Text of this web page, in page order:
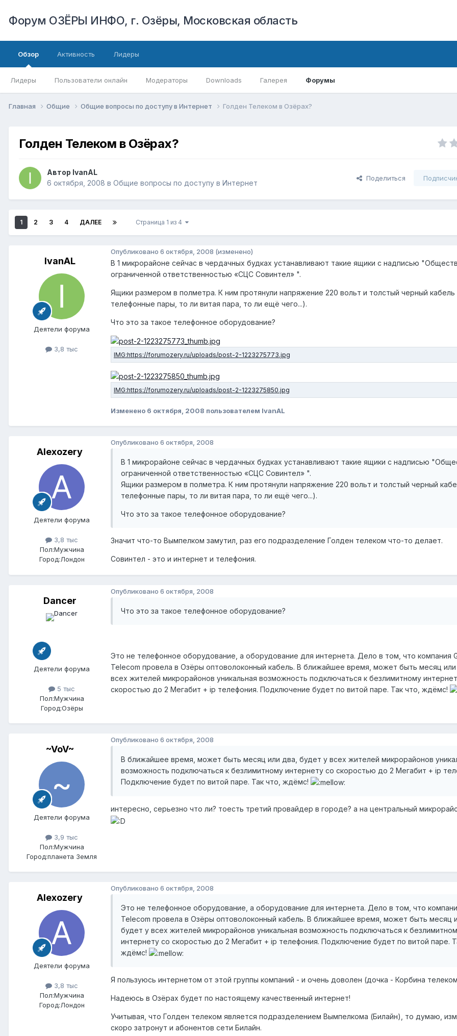
Форум ОЗЁРЫ ИНФО, г. Озёры, Московская область
Обзор
Лидеры Пользователи онлайн Модераторы Downloads Галерея Форумы
Активность Лидеры
Главная Общие Общие вопросы по доступу в Интернет Голден Телеком в Озёрах?
Голден Телеком в Озёрах?
Автор IvanAL
6 октября, 2008 в Общие вопросы по доступу в Интернет
Поделиться
1 2 3 4 ДАЛЕЕ Страница 1 из 4
IvanAL
Деятели форума
3,8 тыс
Опубликовано 6 октября, 2008 (изменено)
В 1 микрорайоне сейчас в чердачных будках устанавливают такие ящики с надписью
ограниченной ответственностью «СЦС Совинтел» ".
Ящики размером в полметра. К ним протянули напряжение 220 вольт и толстый черный кабель
телефонные пары, то ли витая пара, то ли ещё чего...).
Что это за такое телефонное оборудование?
Изменено 6 октября, 2008 пользователем IvanAL
Alexozery
Деятели форума
3,8 тыс
Пол:Мужчина
Город:Лондон
Опубликовано 6 октября, 2008
В 1 микрорайоне сейчас в чердачных будках устанавливают такие ящики с надписью
ограниченной ответственностью «СЦС Совинтел» ".
Ящики размером в полметра. К ним протянули напряжение 220 вольт и толстый черный
телефонные пары, то ли витая пара, то ли ещё чего...).
Что это за такое телефонное оборудование?
Значит что-то Вымпелком замутил, раз его подразделение Голден телеком что-то делает.
Совинтел - это и интернет и телефония.
Dancer
Деятели форума
5 тыс
Пол:Мужчина
Город:Озёры
Опубликовано 6 октября, 2008
Что это за такое телефонное оборудование?
Это не телефонное оборудование, а оборудование для интернета. Дело в том, что компания
Telecom провела в Озёры оптоволоконный кабель. В ближайшее время, может быть месяц
всех жителей микрорайонов уникальная возможность подключаться к безлимитному
скоростью до 2 Мегабит + ip телефония. Подключение будет по витой паре. Так что, ждёмс!
~VoV~
Деятели форума
3,9 тыс
Пол:Мужчина
Город:планета Земля
Опубликовано 6 октября, 2008
В ближайшее время, может быть месяц или два, будет у всех жителей микрорайонов
возможность подключаться к безлимитному интернету со скоростью до 2 Мегабит + ip
Подключение будет по витой паре. Так что, ждёмс!
интересно, серьезно что ли? тоесть третий провайдер в городе? а на центральный
Alexozery
Деятели форума
3,8 тыс
Пол:Мужчина
Город:Лондон
Опубликовано 6 октября, 2008
Это не телефонное оборудование, а оборудование для интернета. Дело в том, что
Telecom провела в Озёры оптоволоконный кабель. В ближайшее время, может быть месяц
будет у всех жителей микрорайонов уникальная возможность подключаться к
интернету со скоростью до 2 Мегабит + ip телефония. Подключение будет по витой паре.
ждёмс!
Я пользуюсь интернетом от этой группы компаний - и очень доволен (дочка - Корбина
Надеюсь в Озёрах будет по настоящему качественный интернет!
Учитывая, что Голден телеком является подразделением Вымпелкома (Билайн), то думаю,
скоро затронут и абонентов сети Билайн.